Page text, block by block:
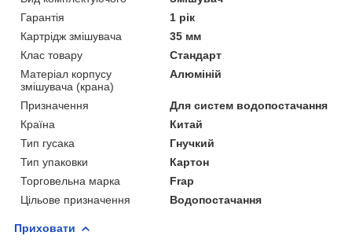
Гарантія
1 рік
Картрідж змішувача
35 мм
Клас товару
Стандарт
Матеріал корпусу
змішувача (крана)
Алюміній
Призначення
Для систем водопостачання
Країна
Китай
Тип гусака
Гнучкий
Тип упаковки
Картон
Торговельна марка
Frap
Цільове призначення
Водопостачання
Приховати